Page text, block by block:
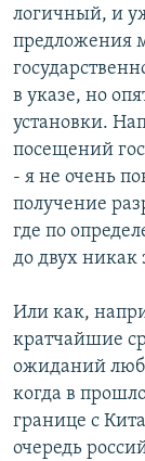
логичный, и
предложения
в указе, но
установки.
посещений
- я не очень
получение
где по
до двух никак
Или как,
кратчайшие
ожиданий
когда в
границе с
очередь